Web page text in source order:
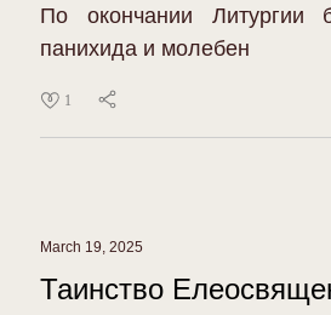
По окончании Литургии
панихида и молебен
1
March 19, 2025
Таинство